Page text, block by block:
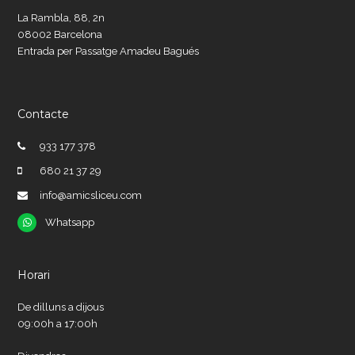
La Rambla, 88, 2n
08002 Barcelona
Entrada per Passatge Amadeu Bagués
Contacte
933 177 378
680 21 37 29
info@amicsliceu.com
Whatsapp
Whatsapp
Horari
De dilluns a dijous
09:00h a 17:00h